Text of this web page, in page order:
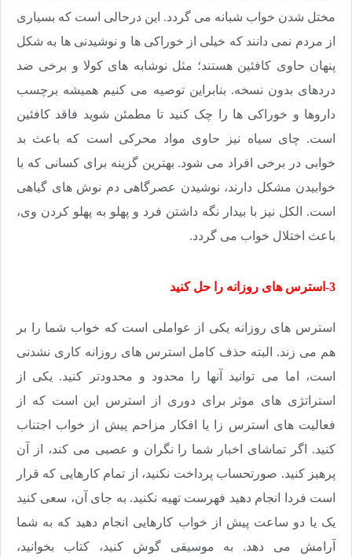
مختل شدن خواب شبانه می گردد. این درحالی است که بسیاری
از مردم نمی دانند که خیلی از خوراکی ها و نوشیدنی ها به شکل
پنهان حاوی کافئین هستند؛ مثل نوشابه های کولا و برخی ضد
دردهای بدون نسخه. بنابراین توصیه می کنیم همیشه برچسب
داروها و خوراکی ها را چک کنید تا مطمئن شوید فاقد کافئین
است. چای سیاه نیز حاوی مواد محرکی است که باعث بد
خوابی در برخی افراد می شود. بهترین گزینه برای کسانی که با
خوابیدن مشکل دارند، نوشیدن عصرگاهی دم نوش های گیاهی
است. الکل نیز با بیدار نگه داشتن فرد و پهلو به پهلو کردن وی،
باعث اختلال خواب می گردد.
3-استرس های روزانه را حل کنید
استرس های روزانه یکی از عواملی است که خواب شما را بر
هم می زند. البته حذف کامل استرس های روزانه کاری نشدنی
است، اما می توانید آنها را محدود و محدودتر کنید. یکی از
استراتژی های موثر برای دوری از استرس این است که از
فعالیت های استرس زا یا افکار مزاحم پیش از خواب اجتناب
کنید. اگر تماشای اخبار شما را نگران و عصبی می کند، از آن
پرهیز کنید. صورتحساب پرداخت نکنید، از تمام کارهایی که قرار
است فردا انجام دهید فهرست تهیه نکنید. به جای آن، سعی کنید
یک یا دو ساعت پیش از خواب کارهایی انجام دهید که به شما
آرامش می دهد. به موسیقی گوش کنید، کتاب بخوانید،